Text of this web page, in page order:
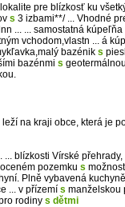
pre blízkosť ku
s 3 izbami**/ ... Vhodné
... ... samostatná kúpeľňa
vchodom,vlastn ... á
bazénik s
bazénmi s
na kraji obce, která je
... blízkosti Vírské přehrady,
pozemku s
Plně vybavená
... v přízemí s manželskou
rodiny s dětmi